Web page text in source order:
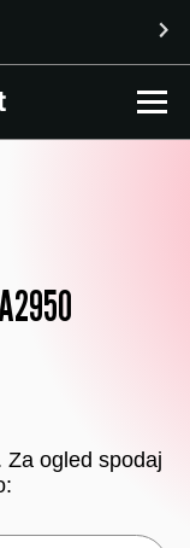
Za ogled spodaj